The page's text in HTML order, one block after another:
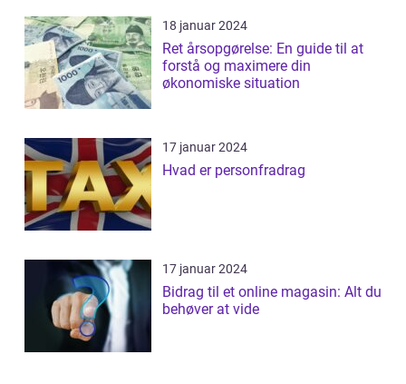
18 januar 2024
Ret årsopgørelse: En guide til at
forstå og maximere din
økonomiske situation
17 januar 2024
Hvad er personfradrag
17 januar 2024
Bidrag til et online magasin: Alt du
behøver at vide